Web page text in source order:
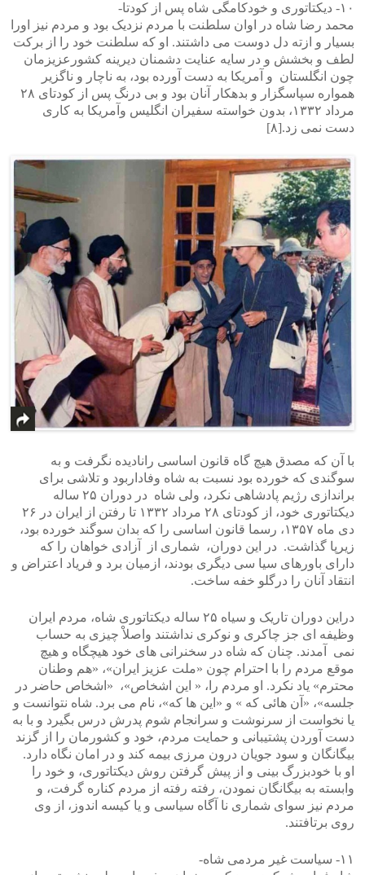
۱۰- دیکتاتوری و خودکامگی شاه پس از کودتا-
محمد رضا شاه در اوان سلطنت با مردم نزدیک بود و مردم نیز اورا
بسیار و ازته دل دوست می داشتند. او که سلطنت خود را از برکت
لطف و بخشش و در سایه عنایت دشمنان دیرینه کشورعزیزمان
چون انگلستان و آمریکا به دست آورده بود، به ناچار و ناگزیر
همواره سپاسگزار و بدهکار آنان بود و بی درنگ پس از کودتای ۲۸
مرداد ۱۳۳۲، بدون خواسته سفیران انگلیس وآمریکا به کاری
دست نمی زد.[۸]
با آن که مصدق هیچ گاه قانون اساسی رانادیده نگرفت و به
سوگندی که خورده بود نسبت به شاه وفاداربود و تلاشی برای
براندازی رژیم پادشاهی نکرد، ولی شاه در دوران ۲۵ ساله
دیکتاتوری خود، از کودتای ۲۸ مرداد ۱۳۳۲ تا رفتن از ایران در ۲۶
دی ماه ۱۳۵۷، رسما قانون اساسی را که بدان سوگند خورده بود،
زیرپا گذاشت. در این دوران، شماری از آزادی خواهان را که
دارای باورهای سیا سی دیگری بودند، ازمیان برد و فریاد اعتراض و
انتقاد آنان را درگلو خفه ساخت.
دراین دوران تاریک و سیاه ۲۵ ساله دیکتاتوری شاه، مردم ایران
وظیفه ای جز چاکری و نوکری نداشتند واصلاْ چیزی به حساب
نمی آمدند. چنان که شاه در سخنرانی های خود هیچگاه و هیچ
موقع مردم را با احترام چون «ملت عزیز ایران»، «هم وطنان
محترم» یاد نکرد. او مردم را، « این اشخاص»، «اشخاص حاضر در
جلسه»، «آن هائی که » و «این ها که»، نام می برد. شاه نتوانست و
یا نخواست از سرنوشت و سرانجام شوم پدرش درس بگیرد و با به
دست آوردن پشتیبانی و حمایت مردم، خود و کشورمان را از گزند
بیگانگان و سود جویان درون مرزی بیمه کند و در امان نگاه دارد.
او با خودبزرگ بینی و از پیش گرفتن روش دیکتاتوری، و خود را
وابسته به بیگانگان نمودن، رفته رفته از مردم کناره گرفت، و
مردم نیز سوای شماری نا آگاه سیاسی و یا کیسه اندوز، از وی
روی برتافتند.
۱۱- سیاست غیر مردمی شاه-